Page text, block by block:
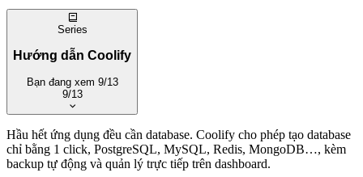
Series
Hướng dẫn Coolify
Bạn đang xem 9/13
9/13
1. Coolify là gì? – Self-hosted thay thế Vercel, Heroku
miễn phí
Hầu hết ứng dụng đều cần database. Coolify cho phép tạo database
chỉ bằng 1 click, PostgreSQL, MySQL, Redis, MongoDB…, kèm
backup tự động và quản lý trực tiếp trên dashboard.